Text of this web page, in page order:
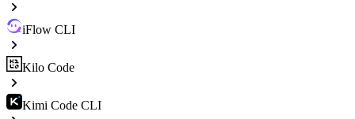
iFlow CLI
Kilo Code
Kimi Code CLI